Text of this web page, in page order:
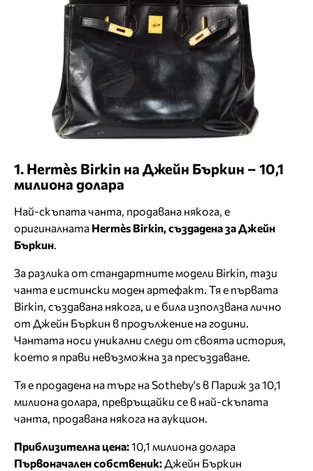
1. Hermès Birkin на Джейн Бъркин – 10,1
милиона долара
Най-скъпата чанта, продавана някога, е
оригиналната Hermès Birkin, създадена за Джейн
Бъркин
За разлика от стандартните модели Birkin, тази
чанта е истински моден артефакт. Тя е първата
Birkin, създавана някога, и е била използвана лично
от Джейн Бъркин в продължение на години.
Чантата носи уникални следи от своята история,
което я прави невъзможна за пресъздаване.
Тя е продадена на търг на Sotheby's в Париж за 10,1
милиона долара, превръщайки се в най-скъпата
чанта, продавана някога на аукцион.
Приблизителна цена:10,1 милиона долара
Първоначален собственик: Джейн Бъркин